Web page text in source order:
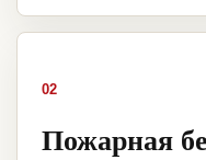
02
Пожарная